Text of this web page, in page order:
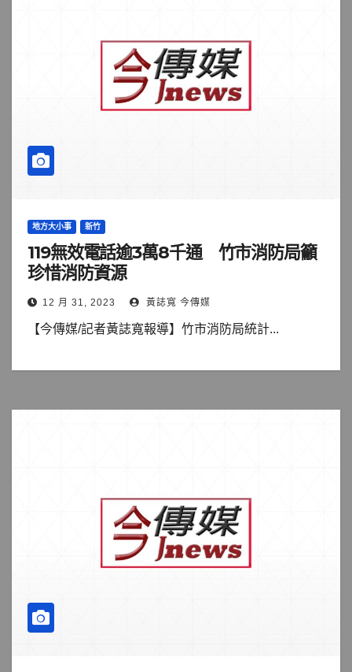
地方大小事 新竹
119無效電話逾3萬8千通 竹市消防局籲
珍惜消防資源
12 月 31, 2023 黃誌寬 今傳媒
【今傳媒/記者黃誌寬報導】竹市消防局統計...